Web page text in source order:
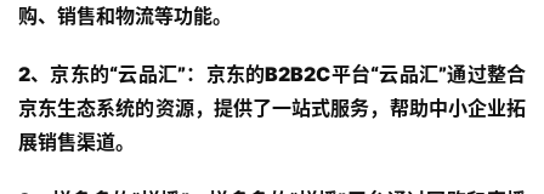
决
案
经
购、销售和物流等功能。
2、京东的“云品汇”：京东的B2B2C平台“云品汇”通过整合
京东生态系统的资源，提供了一站式服务，帮助中小企业拓
展销售渠道。